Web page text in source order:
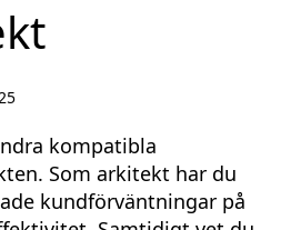
kompatibla
Som arkitekt har du
kundförväntningar på